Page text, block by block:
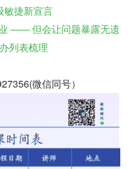
敏捷新宣言
—— 但会让问题暴露无遗
列表梳理
微信同号）